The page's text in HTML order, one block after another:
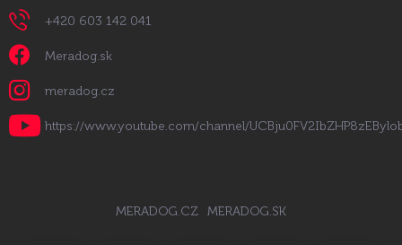
+420 603 142 041
Meradog.sk
meradog.cz
https://www.youtube.com/channel/
MERADOG.CZ MERADOG.SK